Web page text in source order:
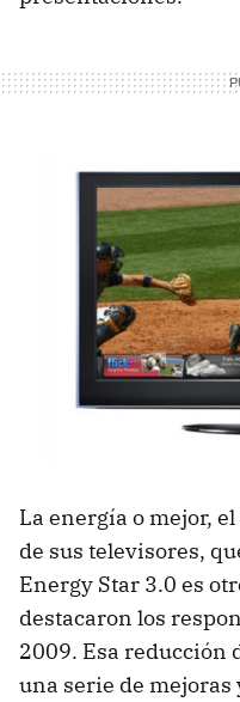
La energía o mejor, el
de sus televisores,
Energy Star 3.0 es
destacaron los
2009. Esa reducción
una serie de mejoras